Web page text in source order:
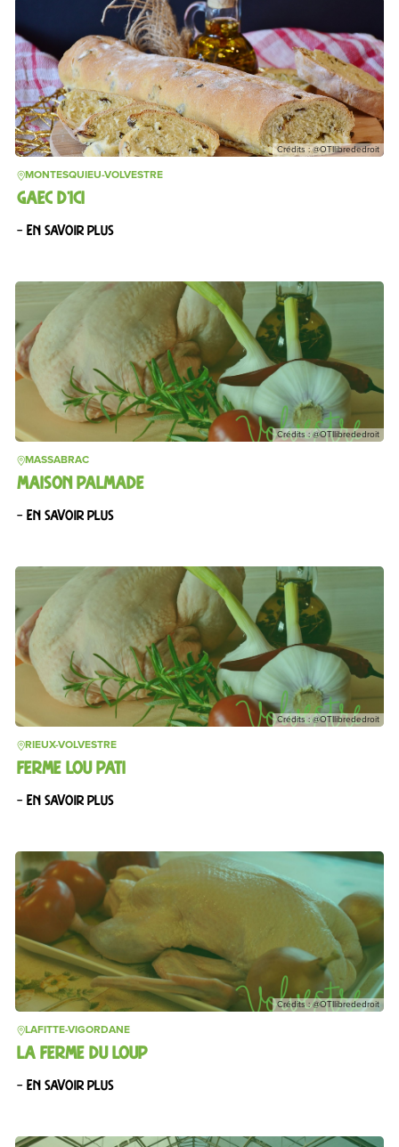
Crédits : @OTIlibrededroit
MONTESQUIEU-VOLVESTRE
GAEC D’ICI
– En savoir plus
Crédits : @OTIlibrededroit
MASSABRAC
MAISON PALMADE
– En savoir plus
Crédits : @OTIlibrededroit
RIEUX-VOLVESTRE
FERME LOU PATI
– En savoir plus
Crédits : @OTIlibrededroit
LAFITTE-VIGORDANE
LA FERME DU LOUP
– En savoir plus